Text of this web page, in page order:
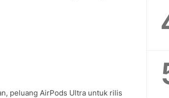
peluang AirPods Ultra untuk rilis